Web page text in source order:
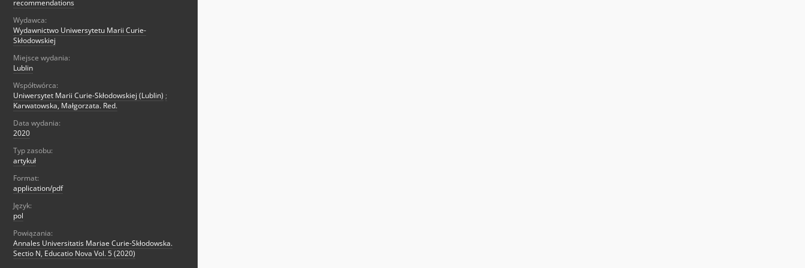
recommendations
Wydawca:
Wydawnictwo Uniwersytetu Marii Curie-
Skłodowskiej
Miejsce wydania:
Lublin
Współtwórca:
Uniwersytet Marii Curie-Skłodowskiej (Lublin) ;
Karwatowska, Małgorzata. Red.
Data wydania:
2020
Typ zasobu:
artykuł
Format:
application/pdf
Język:
pol
Powiązania:
Annales Universitatis Mariae Curie-Skłodowska.
Sectio N, Educatio Nova Vol. 5 (2020)